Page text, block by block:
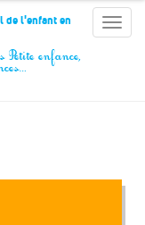
Toggle
de l'enfant en
Petite enfance,